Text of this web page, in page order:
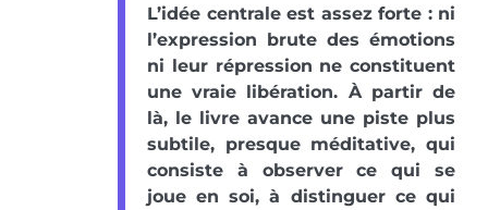
L’idée centrale est assez forte : ni
l’expression brute des émotions
ni leur répression ne constituent
une vraie libération. À partir de
là, le livre avance une piste plus
subtile, presque méditative, qui
consiste à observer ce qui se
joue en soi, à distinguer ce qui